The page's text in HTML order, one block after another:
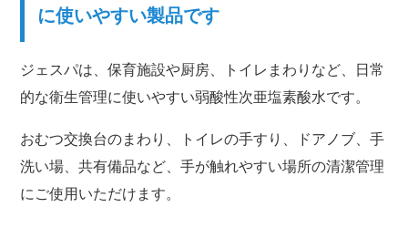
に使いやすい製品です
ジェスパは、保育施設や厨房、トイレまわりなど、日常
的な衛生管理に使いやすい弱酸性次亜塩素酸水です。
おむつ交換台のまわり、トイレの手すり、ドアノブ、手
洗い場、共有備品など、手が触れやすい場所の清潔管理
にご使用いただけます。